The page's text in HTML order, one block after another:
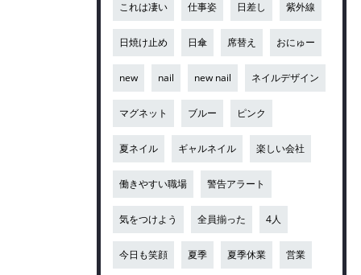
これは凄い 仕事姿 日差し 紫外線
日焼け止め 日傘 席替え おにゅー
new nail new nail ネイルデザイン
マグネット ブルー ピンク
夏ネイル ギャルネイル 楽しい会社
働きやすい職場 警告アラート
気をつけよう 全員揃った 4人
今日も笑顔 夏季 夏季休業 営業